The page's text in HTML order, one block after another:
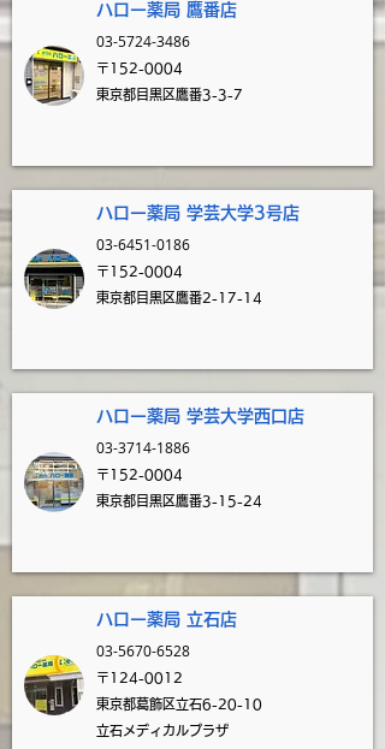
ハロー薬局 鷹番店
03-5724-3486
〒152-0004
東京都目黒区鷹番3-3-7
ハロー薬局 学芸大学3号店
03-6451-0186
〒152-0004
東京都目黒区鷹番2-17-14
ハロー薬局 学芸大学西口店
03-3714-1886
〒152-0004
東京都目黒区鷹番3-15-24
ハロー薬局 立石店
03-5670-6528
〒124-0012
東京都葛飾区立石6-20-10
立石メディカルプラザ